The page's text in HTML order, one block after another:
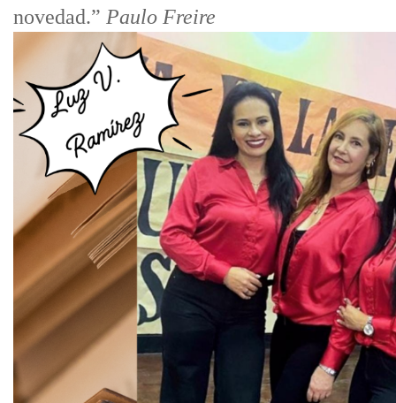
novedad.” Paulo Freire